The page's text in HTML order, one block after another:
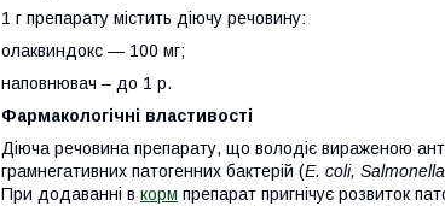
1 г препарату містить діючу речовину:
олаквиндокс — 100 мг;
наповнювач – до 1 р.
Фармакологічні властивості
Діюча речовина препарату, що володіє вираженою
грамнегативних патогенних бактерій (E. coli,
При додаванні в корм препарат пригнічує розвиток